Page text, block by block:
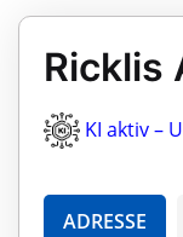
Ricklis
KI aktiv –
ADRESSE